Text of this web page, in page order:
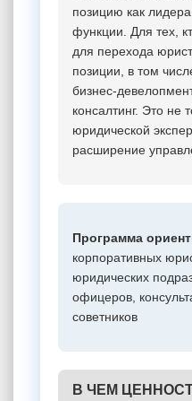
позицию как
функции. Для тех,
для перехода
позиции, в том
бизнес-
консалтинг. Это не
юридической
расширение
Программа
корпоративных
юридических
офицеров,
советников
В ЧЕМ